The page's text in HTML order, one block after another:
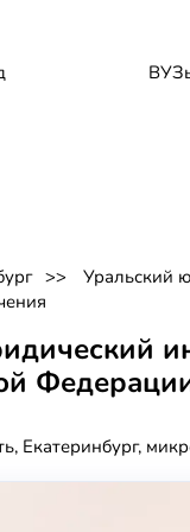
Уральский
Екатеринбург,